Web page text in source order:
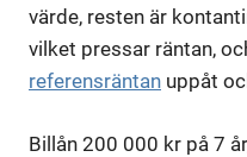
värde, resten är
vilket pressar räntan,
referensräntan uppåt
Billån 200 000 kr på 7